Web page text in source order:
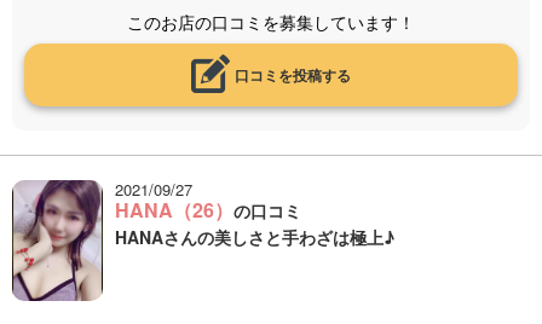
このお店の口コミを募集しています！
口コミを投稿する
2021/09/27
HANA（26） の口コミ
HANAさんの美しさと手わざは極上♪